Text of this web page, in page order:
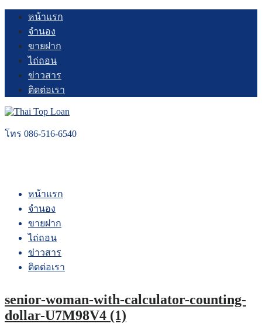
Skip
content
หน้าแรก
จำนอง
ขายฝาก
ไถ่ถอน
ข่าวสาร
ติดต่อเรา
โทร 086-516-6540
หน้าแรก
จำนอง
ขายฝาก
ไถ่ถอน
ข่าวสาร
ติดต่อเรา
senior-woman-with-calculator-counting-
dollar-U7M98V4 (1)